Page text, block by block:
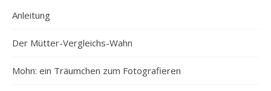
Anleitung
Der Mütter-Vergleichs-Wahn
Mohn: ein Träumchen zum Fotografieren